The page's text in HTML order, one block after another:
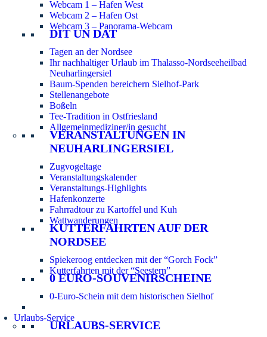
Webcam 1 – Hafen West
Webcam 2 – Hafen Ost
Webcam 3 – Panorama-Webcam
DIT UN DAT
Tagen an der Nordsee
Ihr nachhaltiger Urlaub im Thalasso-Nordseeheilbad
Neuharlingersiel
Baum-Spenden bereichern Sielhof-Park
Stellenangebote
Boßeln
Tee-Tradition in Ostfriesland
Allgemeinmediziner/in gesucht
VERANSTALTUNGEN IN
NEUHARLINGERSIEL
Zugvogeltage
Veranstaltungskalender
Veranstaltungs-Highlights
Hafenkonzerte
Fahrradtour zu Kartoffel und Kuh
Wattwanderungen
KUTTERFAHRTEN AUF DER
NORDSEE
Spiekeroog entdecken mit der “Gorch Fock”
Kutterfahrten mit der “Seestern”
0 EURO-SOUVENIRSCHEINE
0-Euro-Schein mit dem historischen Sielhof
Urlaubs-Service
URLAUBS-SERVICE